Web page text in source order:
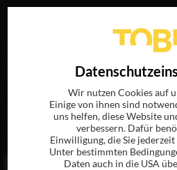
„Claudia
folgende Treffer
Wir nutzen Cookies auf
Einige von ihnen sind
uns helfen, diese Website
verbessern. Dafür
Einwilligung, die Sie
Unter bestimmten
Daten auch in die USA